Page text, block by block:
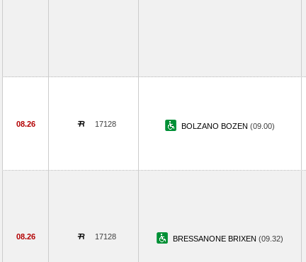
08.26 17128 BOLZANO BOZEN (09.00)
08.26 17128 BRESSANONE BRIXEN (09.32)